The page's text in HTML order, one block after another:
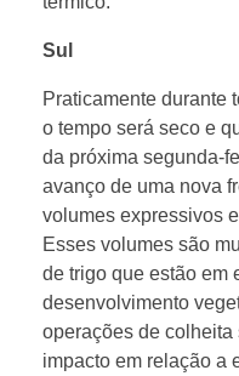
Sul
Praticamente durante
o tempo será seco e
da próxima segunda-
avanço de uma nova
volumes expressivos
Esses volumes são
de trigo que estão em
desenvolvimento
operações de
impacto em relação a